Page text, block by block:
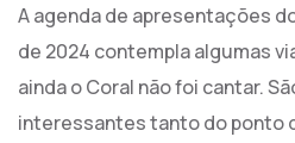
A agenda de apresentações
de 2024 contempla algumas
ainda o Coral não foi cantar.
interessantes tanto do ponto